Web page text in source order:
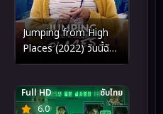
Jumping from High
Places (2022) วันนี้ฉัน
จะไม่กลัว
6.0
Full HD ซับไทย